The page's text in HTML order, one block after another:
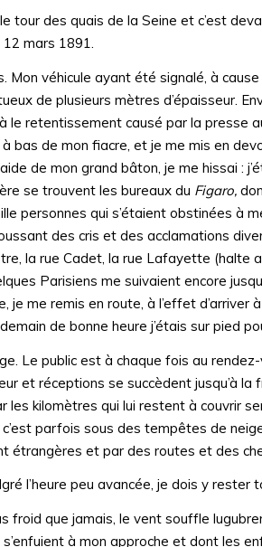
des quais de la Seine et c’est
12 mars 1891.
Mon véhicule ayant été signalé, à
de plusieurs mètres d’épaisseur.
retentissement causé par la presse
bas de mon fiacre, et je me mis en
de mon grand bâton, je me hissai :
se trouvent les bureaux du Figaro,
personnes qui s’étaient obstinées à
des cris et des acclamations
la rue Cadet, la rue Lafayette (halte
Parisiens me suivaient encore
me remis en route, à l’effet d’arriver
de bonne heure j’étais sur pied
Le public est à chaque fois au
et réceptions se succèdent jusqu’à la
les kilomètres qui lui restent à couvrir
parfois sous des tempêtes de
étrangères et par des routes et des
l’heure peu avancée, je dois y rester
que jamais, le vent souffle
à mon approche et dont les